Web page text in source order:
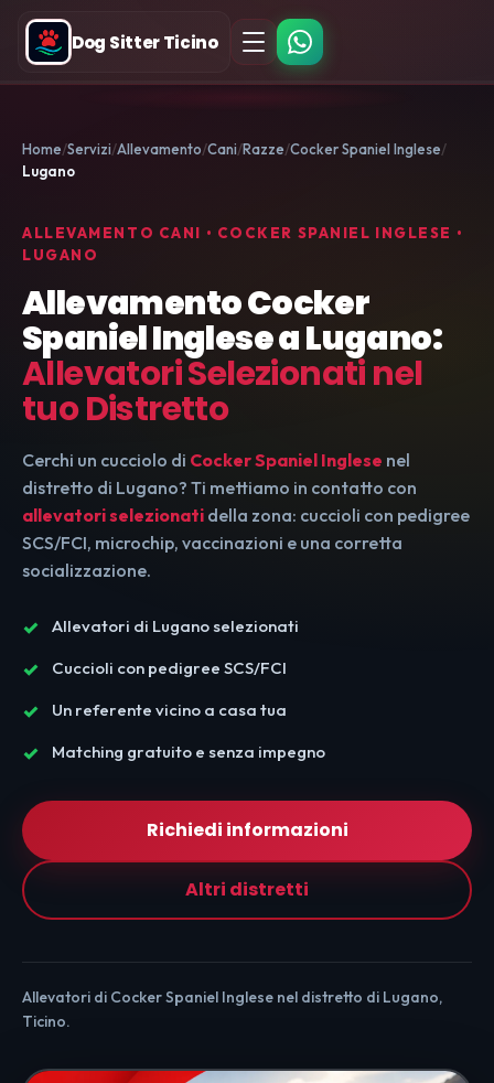
Dog Sitter Ticino
Home Servizi Allevamento Cani Razze Cocker Spaniel Inglese
Lugano
ALLEVAMENTO CANI • COCKER SPANIEL INGLESE •
LUGANO
Allevamento Cocker
Spaniel Inglese a Lugano:
Allevatori Selezionati nel
tuo Distretto
Cerchi un cucciolo di Cocker Spaniel Inglese nel
distretto di Lugano? Ti mettiamo in contatto con
allevatori selezionati della zona: cuccioli con pedigree
SCS/FCI, microchip, vaccinazioni e una corretta
socializzazione.
Allevatori di Lugano selezionati
Cuccioli con pedigree SCS/FCI
Un referente vicino a casa tua
Matching gratuito e senza impegno
Richiedi informazioni
Altri distretti
Allevatori di Cocker Spaniel Inglese nel distretto di Lugano,
Ticino.